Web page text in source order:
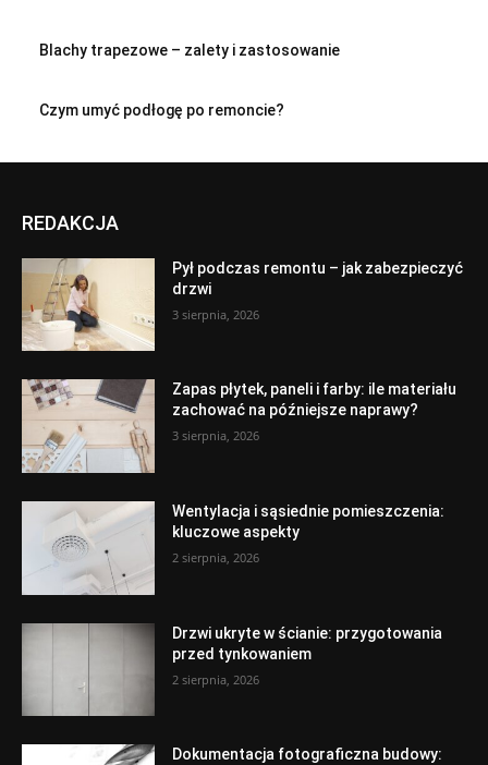
Blachy trapezowe – zalety i zastosowanie
Czym umyć podłogę po remoncie?
REDAKCJA
Pył podczas remontu – jak zabezpieczyć
drzwi
3 sierpnia, 2026
Zapas płytek, paneli i farby: ile materiału
zachować na późniejsze naprawy?
3 sierpnia, 2026
Wentylacja i sąsiednie pomieszczenia:
kluczowe aspekty
2 sierpnia, 2026
Drzwi ukryte w ścianie: przygotowania
przed tynkowaniem
2 sierpnia, 2026
Dokumentacja fotograficzna budowy: